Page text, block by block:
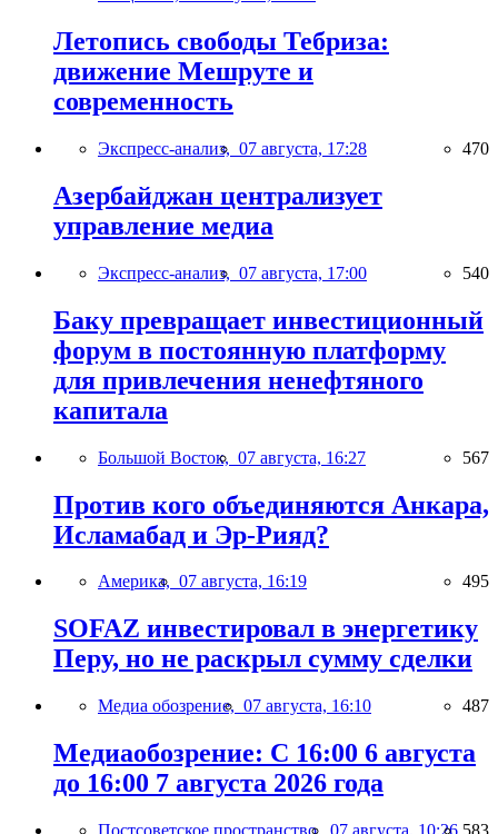
Летопись свободы Тебриза:
движение Мешруте и
современность
Экспресс-анализ, 07 августа, 17:28 470
Азербайджан централизует
управление медиа
Экспресс-анализ, 07 августа, 17:00 540
Баку превращает инвестиционный
форум в постоянную платформу
для привлечения ненефтяного
капитала
Большой Восток, 07 августа, 16:27 567
Против кого объединяются Анкара,
Исламабад и Эр-Рияд?
Америка, 07 августа, 16:19 495
SOFAZ инвестировал в энергетику
Перу, но не раскрыл сумму сделки
Медиа обозрение, 07 августа, 16:10 487
Медиаобозрение: С 16:00 6 августа
до 16:00 7 августа 2026 года
Постсоветское пространство, 07 августа, 10:26 583